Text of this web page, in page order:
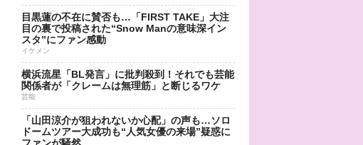
目黒蓮の不在に賛否も…「FIRST TAKE」大注
目の裏で投稿された“Snow Manの意味深イン
スタ”にファン感動
イケメン
横浜流星「BL発言」に批判殺到！それでも芸能
関係者が「クレームは無理筋」と断じるワケ
芸能
「山田涼介が狙われないか心配」の声も…ソロ
ドームツアー大成功も“人気女優の来場”疑惑に